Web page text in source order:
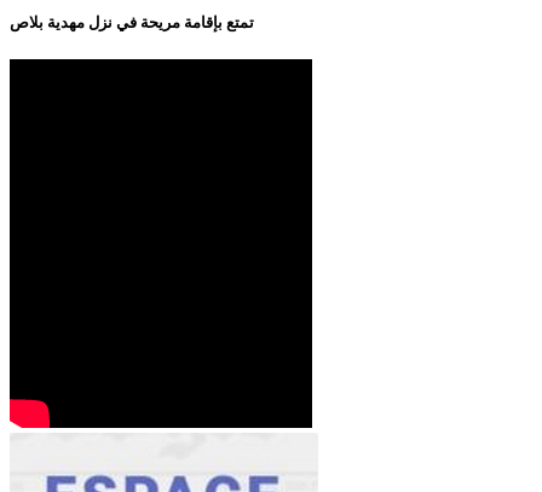
تمتع بإقامة مريحة في نزل مهدية بلاص